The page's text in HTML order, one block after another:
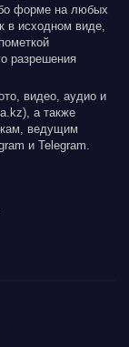
форме на любых
в исходном виде,
разрешения
видео, аудио и
а также
ведущим
и Telegram.